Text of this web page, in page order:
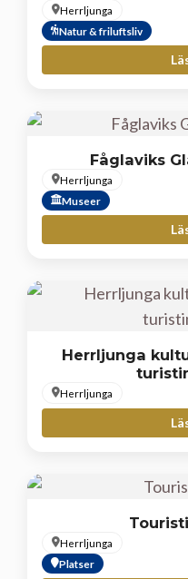
Herrljunga
Natur & friluftsliv
Fåglaviks
Herrljunga
Museer
Herrljunga
Herrljunga
Herrljunga
Platser